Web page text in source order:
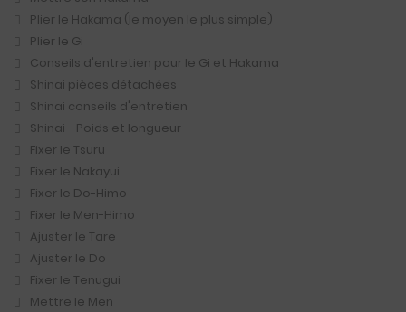
Plier le Hakama (le moyen le plus simple)
Plier le Gi
Conseils d'entretien pour le Gi et Hakama
Shinai pièces détachées
Shinai conseils d'entretien
Shinai - Poids et longueur
Fixer le Tsuru
Fixer le Nakayui
Fixer le Do-Himo
Fixer le Men-Himo
Ajuster le Tare
Ajuster le Do
Fixer le Tenugui
Mettre le Men